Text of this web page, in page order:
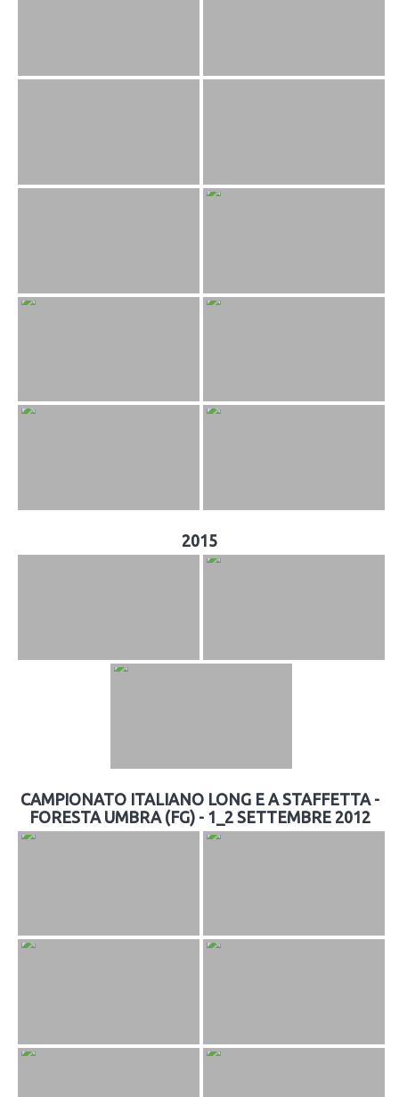
2015
CAMPIONATO ITALIANO LONG E A STAFFETTA -
FORESTA UMBRA (FG) - 1_2 SETTEMBRE 2012